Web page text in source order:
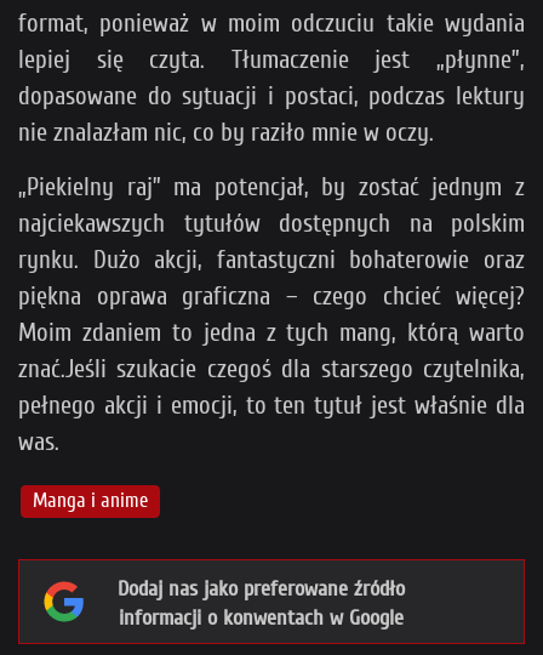
format, ponieważ w moim odczuciu takie wydania
lepiej się czyta. Tłumaczenie jest „płynne”,
dopasowane do sytuacji i postaci, podczas lektury
nie znalazłam nic, co by raziło mnie w oczy.
„Piekielny raj” ma potencjał, by zostać jednym z
najciekawszych tytułów dostępnych na polskim
rynku. Dużo akcji, fantastyczni bohaterowie oraz
piękna oprawa graficzna – czego chcieć więcej?
Moim zdaniem to jedna z tych mang, którą warto
znać.Jeśli szukacie czegoś dla starszego czytelnika,
pełnego akcji i emocji, to ten tytuł jest właśnie dla
was.
Manga i anime
Dodaj nas jako preferowane źródło
informacji o konwentach w Google